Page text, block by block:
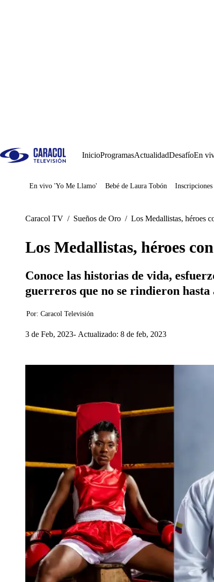
InicioProgramasActualidadDesafíoEn
Juegos
En vivo 'Yo Me Llamo' Bebé de Laura Tobón
Caracol TV / Sueños de Oro / Los Medallistas, héroes
Los Medallistas, héroes
Conoce las historias de vida,
guerreros que no se rindieron
Por: Caracol Televisión
3 de Feb, 2023 Actualizado: 8 de feb, 2023